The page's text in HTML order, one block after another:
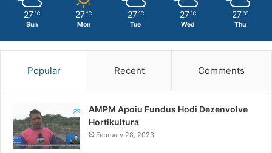
27 ℃
Sun
27 ℃
Mon
27 ℃
Tue
27 ℃
Wed
27 ℃
Thu
Popular Recent Comments
AMPM Apoiu Fundus Hodi Dezenvolve
Hortikultura
February 28, 2023